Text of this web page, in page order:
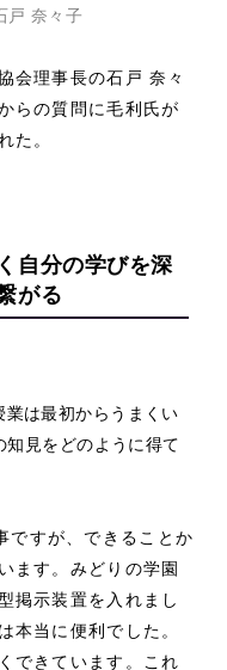
戸 奈々子
会理事長の石戸 奈々
らの質問に毛利氏が
た。
自分の学びを深
がる
業は最初からうまくい
知見をどのように得て
ですが、できることか
ます。みどりの学園
掲示装置を入れまし
本当に便利でした。
できています。これ